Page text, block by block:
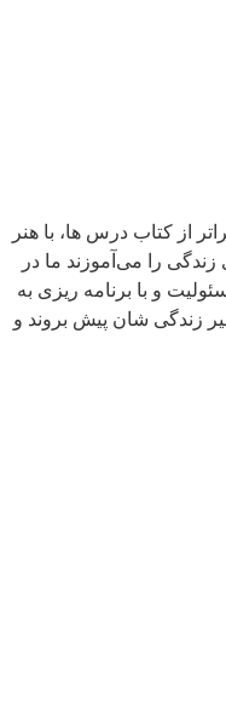
از کتاب درس ها، با هنر
را می‌آموزند ما در
و با برنامه ریزی به
شان پیش بروند و